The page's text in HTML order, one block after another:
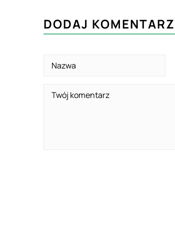
DODAJ KOMENTARZ